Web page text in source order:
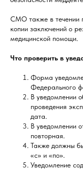
СМО также в течении
копии заключений о
медицинской помощи.
Что проверить в
Форма
Федерального
В уведомлении
проведения
дата.
В уведомлении
повторная.
Также должны
«с» и «по».
Уведомление